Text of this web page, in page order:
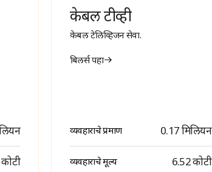
कोटी
केबल टीव्ही
केबल टेलिव्हिजन सेवा.
बिलर्स पहा
व्यवहाराचे प्रमाण 0.17 मिलियन
व्यवहाराचे मूल्य ₹ 6.52 कोटी